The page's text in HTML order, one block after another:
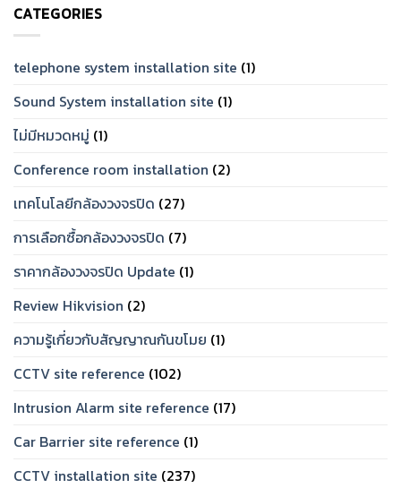
ทน
และ
ถือ
ปี
2026
เท่าไร?
Set
ตรง
โจทย์
CATEGORIES
telephone system installation site (1)
Sound System installation site (1)
ไม่มีหมวดหมู่ (1)
Conference room installation (2)
เทคโนโลยีกล้องวงจรปิด (27)
การเลือกซื้อกล้องวงจรปิด (7)
ราคากล้องวงจรปิด Update (1)
Review Hikvision (2)
ความรู้เกี่ยวกับสัญญาณกันขโมย (1)
CCTV site reference (102)
Intrusion Alarm site reference (17)
Car Barrier site reference (1)
CCTV installation site (237)